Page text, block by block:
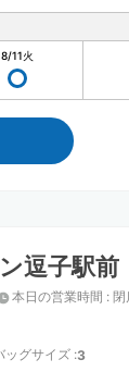
8/11火
逗子駅前
本日の営業時間 : 閉
ッグサイズ :3